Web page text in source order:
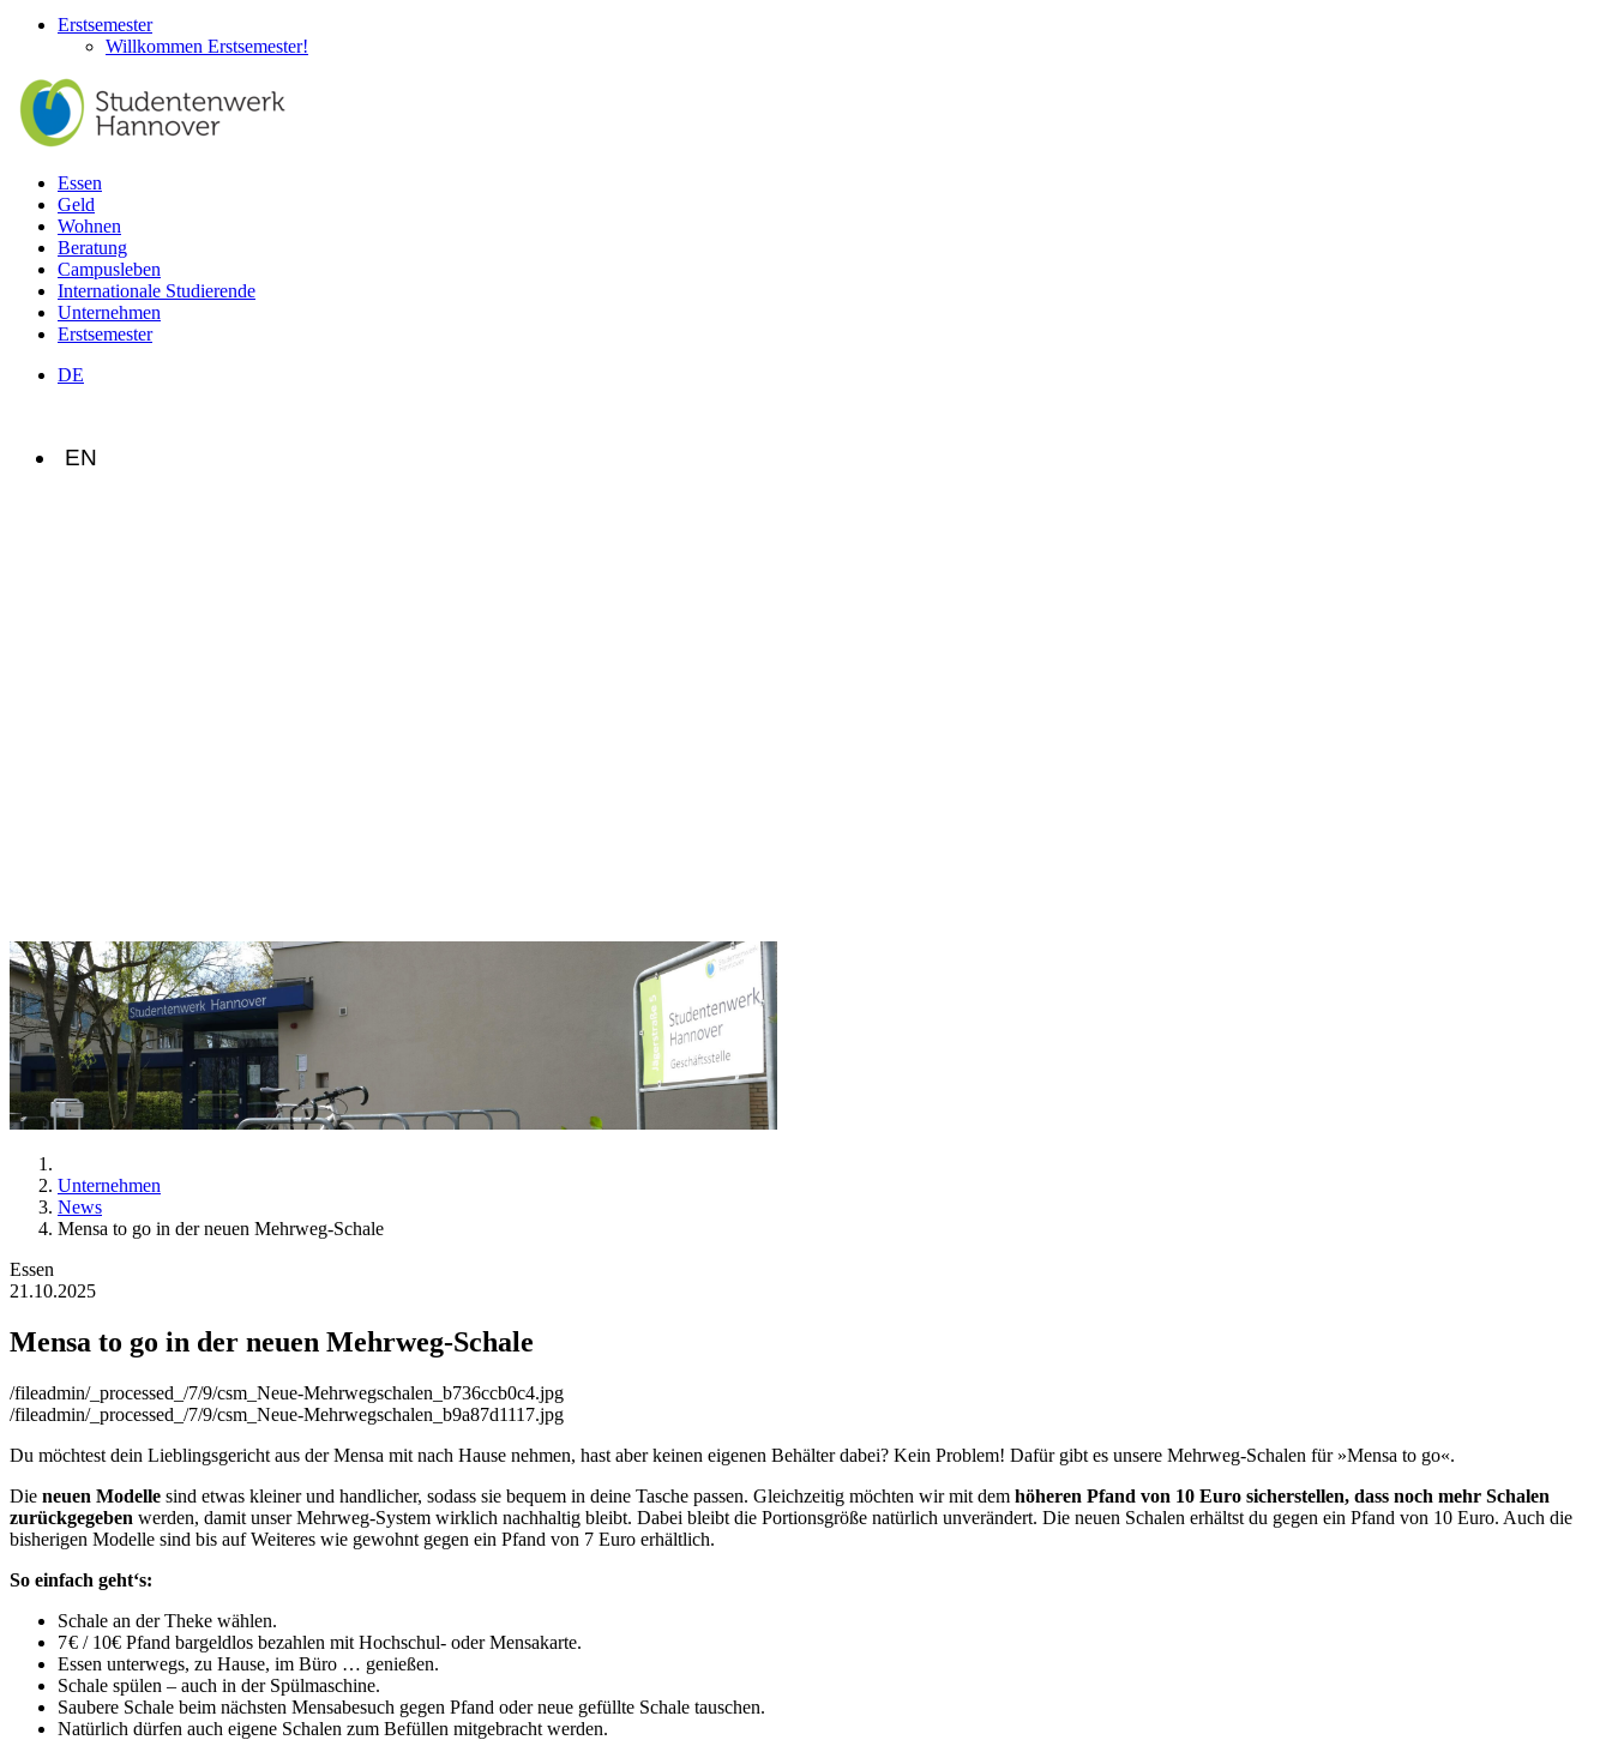
Erstsemester
Willkommen Erstsemester!
Essen
Geld
Wohnen
Beratung
Campusleben
Internationale Studierende
Unternehmen
Erstsemester
DE
EN
Unternehmen
News
Mensa to go in der neuen Mehrweg-Schale
Essen
21.10.2025
Mensa to go in der neuen Mehrweg-Schale
/fileadmin/_processed_/7/9/csm_Neue-Mehrwegschalen_b736ccb0c4.jpg
/fileadmin/_processed_/7/9/csm_Neue-Mehrwegschalen_b9a87d1117.jpg
Du möchtest dein Lieblingsgericht aus der Mensa mit nach Hause nehmen, hast aber keinen eigenen Behälter dabei? Kein Problem! Dafür gibt es unsere Mehrweg-Schalen für »Mensa to go«.
Die neuen Modelle sind etwas kleiner und handlicher, sodass sie bequem in deine Tasche passen. Gleichzeitig möchten wir mit dem höheren Pfand von 10 Euro sicherstellen, dass noch mehr Schalen
zurückgegeben werden, damit unser Mehrweg-System wirklich nachhaltig bleibt. Dabei bleibt die Portionsgröße natürlich unverändert. Die neuen Schalen erhältst du gegen ein Pfand von 10 Euro. Auch die
bisherigen Modelle sind bis auf Weiteres wie gewohnt gegen ein Pfand von 7 Euro erhältlich.
So einfach geht‘s:
Schale an der Theke wählen.
7 € / 10€ Pfand bargeldlos bezahlen mit Hochschul- oder Mensakarte.
Essen unterwegs, zu Hause, im Büro … genießen.
Schale spülen – auch in der Spülmaschine.
Saubere Schale beim nächsten Mensabesuch gegen Pfand oder neue gefüllte Schale tauschen.
Natürlich dürfen auch eigene Schalen zum Befüllen mitgebracht werden.